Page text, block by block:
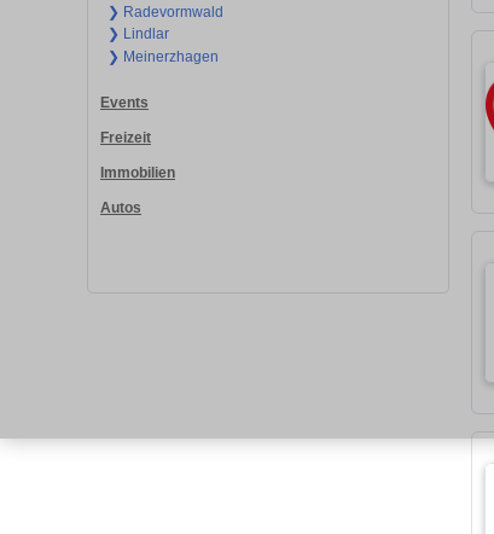
❯ Radevormwald
❯ Lindlar
❯ Meinerzhagen
Events
Freizeit
Immobilien
Autos